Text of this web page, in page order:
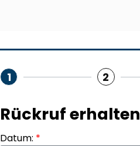
1 2
Rückruf erhalten
Datum: *